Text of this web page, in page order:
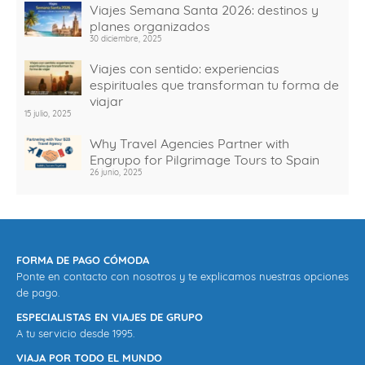
Viajes Semana Santa 2026: destinos y
planes organizados
30 diciembre, 2025
Viajes con sentido: experiencias
espirituales que transforman tu forma de
viajar
15 julio, 2025
Why Travel Agencies Partner with
Engrupo for Pilgrimage Tours to Spain
26 junio, 2025
FORMA DE PAGO CÓMODA
Ponte en contacto con nosotros y te explicamos nuestras opciones
de pago.
ESPECIALISTAS EN VIAJES DE GRUPO
A tu servicio desde 1995.
VIAJA POR TODO EL MUNDO